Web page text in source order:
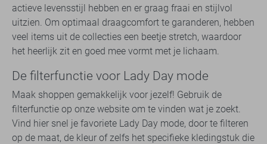
actieve levensstijl hebben en er graag fraai en stijlvol
uitzien. Om optimaal draagcomfort te garanderen, hebben
veel items uit de collecties een beetje stretch, waardoor
het heerlijk zit en goed mee vormt met je lichaam.
De filterfunctie voor Lady Day mode
Maak shoppen gemakkelijk voor jezelf! Gebruik de
filterfunctie op onze website om te vinden wat je zoekt.
Vind hier snel je favoriete Lady Day mode, door te filteren
op de maat, de kleur of zelfs het specifieke kledingstuk die